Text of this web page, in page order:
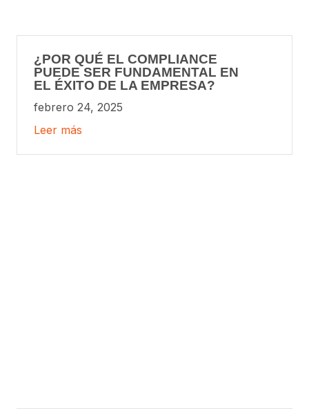
¿POR QUÉ EL COMPLIANCE
PUEDE SER FUNDAMENTAL EN
EL ÉXITO DE LA EMPRESA?
febrero 24, 2025
Leer más